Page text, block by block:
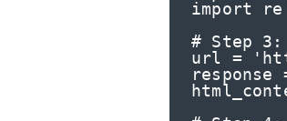
import re
# Step 3:
url =